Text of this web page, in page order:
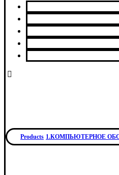
Products 1.КОМПЬЮТЕРНОЕ